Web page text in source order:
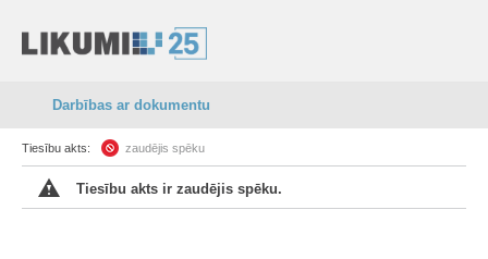
Darbības ar dokumentu
Tiesību akts: zaudējis spēku
Tiesību akts ir zaudējis spēku.